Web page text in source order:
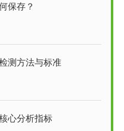
保存？
测方法与标准
心分析指标